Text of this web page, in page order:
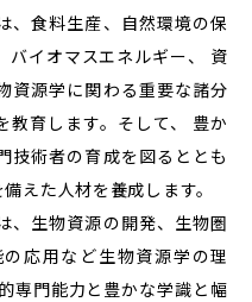
、食料生産、自然環境の保
バイオマスエネルギー、 資
資源学に関わる重要な諸分
育します。そして、 豊か
技術者の育成を図るととも
えた人材を養成します。
、生物資源の開発、生物圏
応用など生物資源学の理
専門能力と豊かな学識と幅